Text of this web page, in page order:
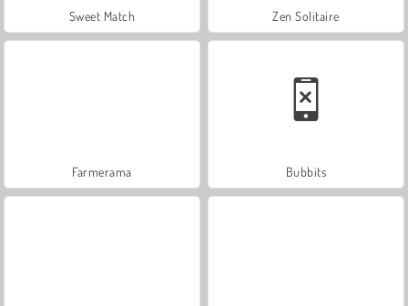
Sweet Match Zen Solitaire
Farmerama Bubbits